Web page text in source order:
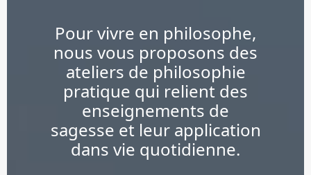
Pour vivre en philosophe,
nous vous proposons des
ateliers de philosophie
pratique qui relient des
enseignements de
sagesse et leur application
dans vie quotidienne.